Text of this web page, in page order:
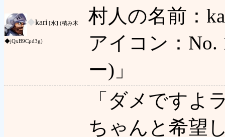
◆kari [水] (積み木
◆jQxB9Cpd3g)
村人の名前：
アイコン：
ー)」
「ダメですよ
ちゃんと希望